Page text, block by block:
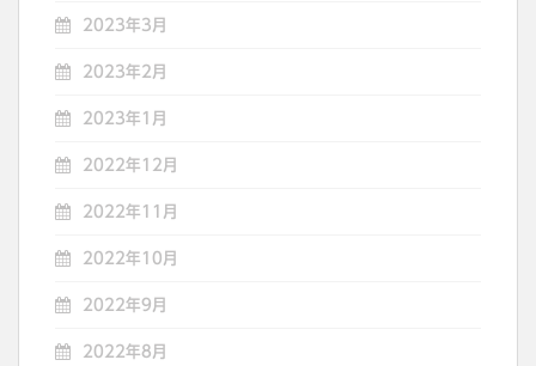
2023年3月
2023年2月
2023年1月
2022年12月
2022年11月
2022年10月
2022年9月
2022年8月